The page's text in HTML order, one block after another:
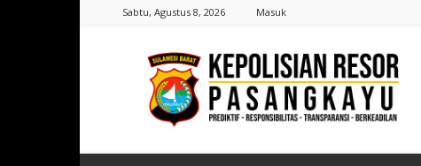
Sabtu, Agustus 8, 2026 Masuk
Polres
Pasangkayu
|
Sulawesi
Barat